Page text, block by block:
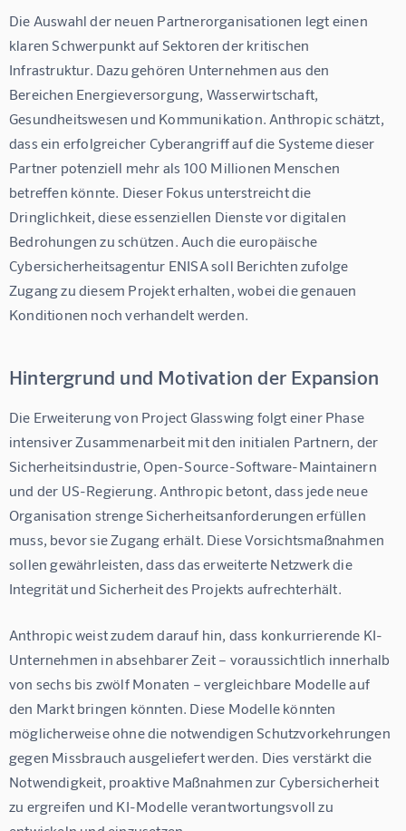
Die Auswahl der neuen Partnerorganisationen legt einen
klaren Schwerpunkt auf Sektoren der kritischen
Infrastruktur. Dazu gehören Unternehmen aus den
Bereichen Energieversorgung, Wasserwirtschaft,
Gesundheitswesen und Kommunikation. Anthropic schätzt,
dass ein erfolgreicher Cyberangriff auf die Systeme dieser
Partner potenziell mehr als 100 Millionen Menschen
betreffen könnte. Dieser Fokus unterstreicht die
Dringlichkeit, diese essenziellen Dienste vor digitalen
Bedrohungen zu schützen. Auch die europäische
Cybersicherheitsagentur ENISA soll Berichten zufolge
Zugang zu diesem Projekt erhalten, wobei die genauen
Konditionen noch verhandelt werden.
Hintergrund und Motivation der Expansion
Die Erweiterung von Project Glasswing folgt einer Phase
intensiver Zusammenarbeit mit den initialen Partnern, der
Sicherheitsindustrie, Open-Source-Software-Maintainern
und der US-Regierung. Anthropic betont, dass jede neue
Organisation strenge Sicherheitsanforderungen erfüllen
muss, bevor sie Zugang erhält. Diese Vorsichtsmaßnahmen
sollen gewährleisten, dass das erweiterte Netzwerk die
Integrität und Sicherheit des Projekts aufrechterhält.
Anthropic weist zudem darauf hin, dass konkurrierende KI-
Unternehmen in absehbarer Zeit – voraussichtlich innerhalb
von sechs bis zwölf Monaten – vergleichbare Modelle auf
den Markt bringen könnten. Diese Modelle könnten
möglicherweise ohne die notwendigen Schutzvorkehrungen
gegen Missbrauch ausgeliefert werden. Dies verstärkt die
Notwendigkeit, proaktive Maßnahmen zur Cybersicherheit
zu ergreifen und KI-Modelle verantwortungsvoll zu